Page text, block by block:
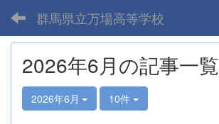
群馬県立万場高等学校
2026年6月の記事一覧
2026年6月 10件